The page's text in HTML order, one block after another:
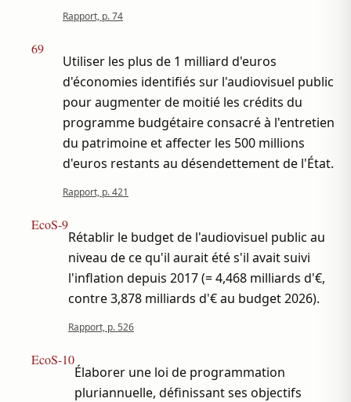
Rapport, p. 74
69
Utiliser les plus de 1 milliard d'euros
d'économies identifiés sur l'audiovisuel public
pour augmenter de moitié les crédits du
programme budgétaire consacré à l'entretien
du patrimoine et affecter les 500 millions
d'euros restants au désendettement de l'État.
Rapport, p. 421
EcoS-9
Rétablir le budget de l'audiovisuel public au
niveau de ce qu'il aurait été s'il avait suivi
l'inflation depuis 2017 (= 4,468 milliards d'€,
contre 3,878 milliards d'€ au budget 2026).
Rapport, p. 526
EcoS-10
Élaborer une loi de programmation
pluriannuelle, définissant ses objectifs